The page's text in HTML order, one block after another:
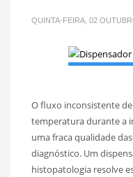
QUINTA-FEIRA, 02
O fluxo inconsistente
temperatura durante a
uma fraca qualidade
diagnóstico. Um
histopatologia resolve